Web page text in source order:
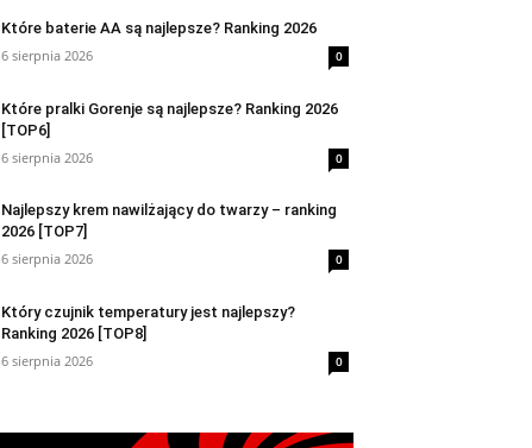
Które baterie AA są najlepsze? Ranking 2026
6 sierpnia 2026
0
Które pralki Gorenje są najlepsze? Ranking 2026
[TOP6]
6 sierpnia 2026
0
Najlepszy krem nawilżający do twarzy – ranking
2026 [TOP7]
6 sierpnia 2026
0
Który czujnik temperatury jest najlepszy?
Ranking 2026 [TOP8]
6 sierpnia 2026
0